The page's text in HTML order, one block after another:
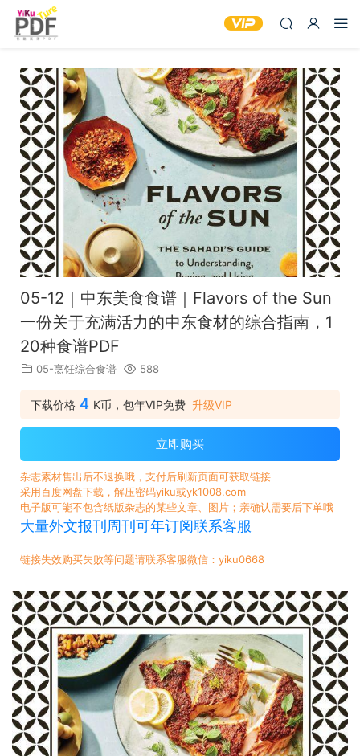
05-12｜中东美食食谱｜Flavors of the Sun
一份关于充满活力的中东食材的综合指南，1
20种食谱PDF
05-烹饪综合食谱 588
下载价格 4 K币，包年VIP免费 升级VIP
立即购买
杂志素材售出后不退换哦，支付后刷新页面可获取链接
采用百度网盘下载，解压密码yiku或yk1008.com
电子版可能不包含纸版杂志的某些文章、图片；亲确认需要后下单哦
大量外文报刊周刊可年订阅联系客服
链接失效购买失败等问题请联系客服微信：yiku0668